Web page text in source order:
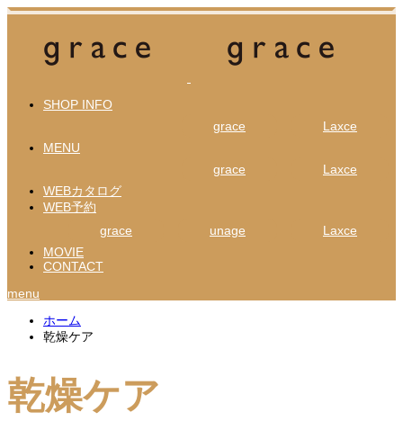
SHOP INFO
grace
Laxce
MENU
grace
Laxce
WEBカタログ
WEB予約
grace
unage
Laxce
MOVIE
CONTACT
menu
ホーム
乾燥ケア
乾燥ケア